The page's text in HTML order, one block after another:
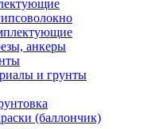
анкеры
и грунты
(баллончик)